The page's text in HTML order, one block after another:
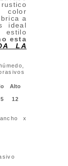
color
a
ideal
estilo
esta
LA
Alto
12
x